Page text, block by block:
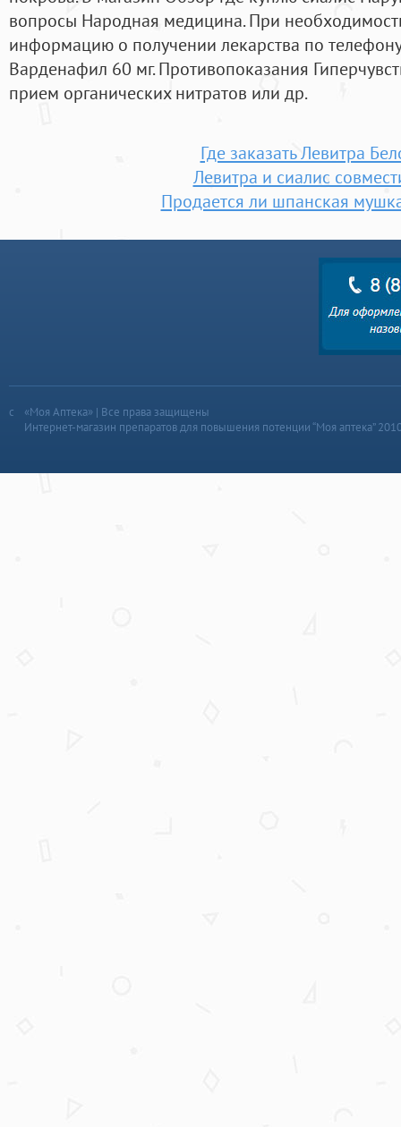
вопросы Народная медицина. При
информацию о получении лекарства по
Варденафил 60 мг. Противопоказания
прием органических нитратов или др.
Где заказать Левитра
Левитра и сиалис
Продается ли шпанская
«Моя Аптека» | Все права защищены
Интернет-магазин препаратов для повышения потенции “Моя аптека”